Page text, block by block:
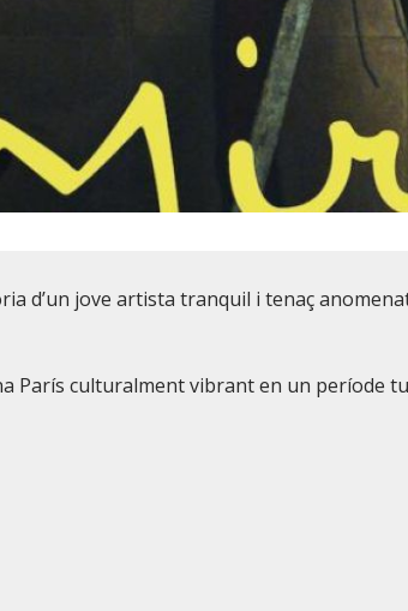
d’un jove artista tranquil i tenaç
París culturalment vibrant en un període